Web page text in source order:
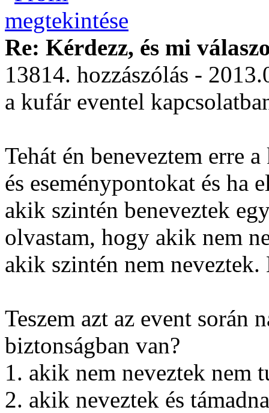
Re: Kérdezz, és mi
13814. hozzászólás -
a kufár eventel
Tehát én beneveztem erre
és eseménypontokat és
akik szintén beneveztek
olvastam, hogy akik nem
akik szintén nem
Teszem azt az event során
biztonságban van?
1. akik nem neveztek nem
2. akik neveztek és